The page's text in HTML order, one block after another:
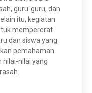
guru-guru, dan
itu, kegiatan
mempererat
dan siswa yang
pemahaman
nilai yang